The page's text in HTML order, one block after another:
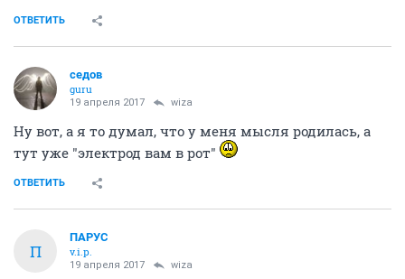
ОТВЕТИТЬ
седов
guru
19 апреля 2017 wiza
Ну вот, а я то думал, что у меня мысля родилась, а
тут уже "электрод вам в рот"
ОТВЕТИТЬ
П
ПАРУС
v.i.p.
19 апреля 2017 wiza